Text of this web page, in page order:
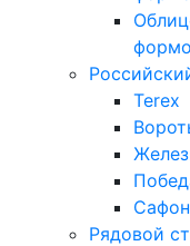
Terex
Рядовой